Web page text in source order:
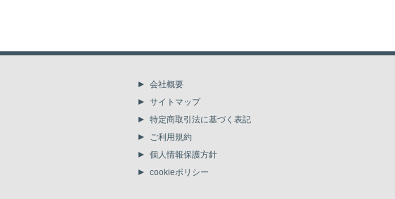
200
会社概要
サイトマップ
特定商取引法に基づく表記
ご利用規約
個人情報保護方針
cookieポリシー